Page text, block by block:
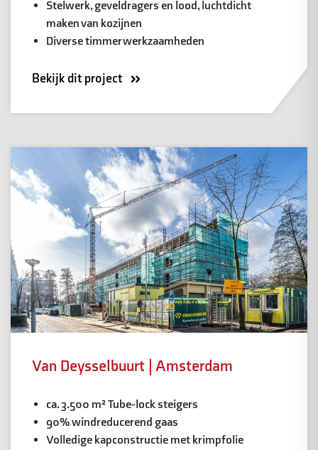
Stelwerk, geveldragers en lood, luchtdicht
maken van kozijnen
Diverse timmerwerkzaamheden
Bekijk dit project
Van Deysselbuurt | Amsterdam
ca. 3.500 m² Tube-lock steigers
90% windreducerend gaas
Volledige kapconstructie met krimpfolie